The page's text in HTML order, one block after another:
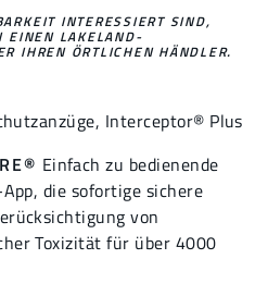
INTERESSIERT SIND,
EINEN LAKELAND-
IHREN ÖRTLICHEN HÄNDLER.
, Interceptor® Plus
Einfach zu bedienende
die sofortige sichere
von
Toxizität für über 4000